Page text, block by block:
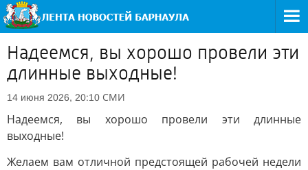
Надеемся, вы хорошо провели эти
длинные выходные!
14 июня 2026, 20:10 СМИ
Надеемся, вы хорошо провели эти длинные
выходные!
Желаем вам отличной предстоящей рабочей недели